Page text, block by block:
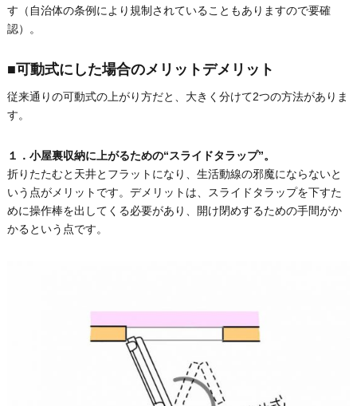
す（自治体の条例により規制されていることもありますので要確
認）。
■可動式にした場合のメリットデメリット
従来通りの可動式の上がり方だと、大きく分けて2つの方法がありま
す。
１．小屋裏収納に上がるための“スライドタラップ”。
折りたたむと天井とフラットになり、生活動線の邪魔にならないと
いう点がメリットです。デメリットは、スライドタラップを下すた
めに操作棒を出してくる必要があり、開け閉めするための手間がか
かるという点です。